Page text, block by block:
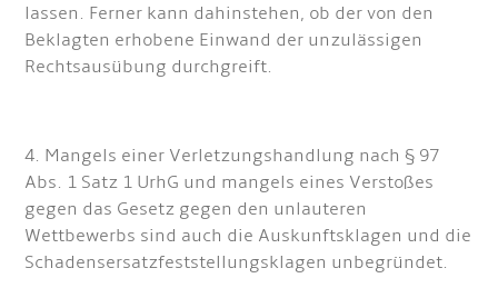
lassen. Ferner kann dahinstehen, ob der von den
Beklagten erhobene Einwand der unzulässigen
Rechtsausübung durchgreift.
4. Mangels einer Verletzungshandlung nach § 97
Abs. 1 Satz 1 UrhG und mangels eines Verstoßes
gegen das Gesetz gegen den unlauteren
Wettbewerbs sind auch die Auskunftsklagen und die
Schadensersatzfeststellungsklagen unbegründet.